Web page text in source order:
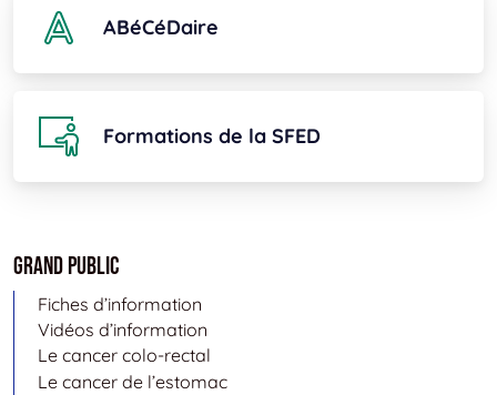
ABéCéDaire
Formations de la SFED
Grand public
Fiches d’information
Vidéos d’information
Le cancer colo-rectal
Le cancer de l’estomac